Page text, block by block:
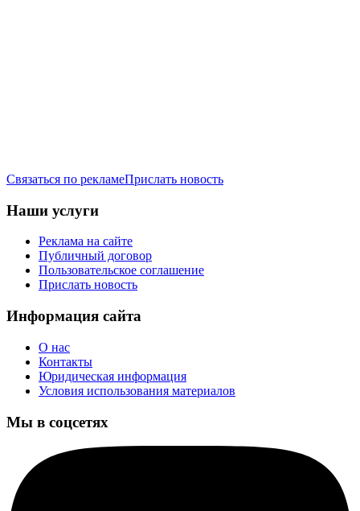
Связаться по рекламеПрислать новость
Наши услуги
Реклама на сайте
Публичный договор
Пользовательское соглашение
Прислать новость
Информация сайта
О нас
Контакты
Юридическая информация
Условия использования материалов
Мы в соцсетях